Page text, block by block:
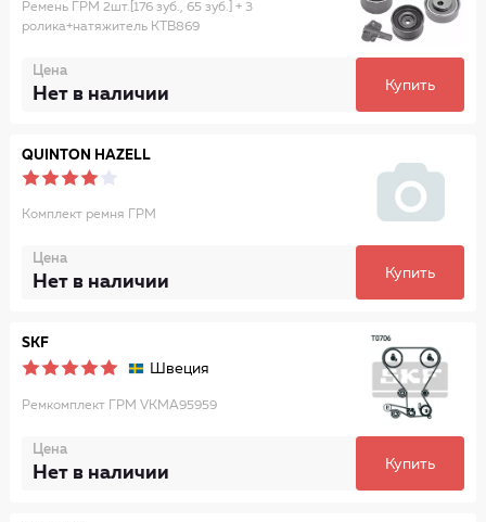
Ремень ГРМ 2шт.[176 зуб., 65 зуб.] + 3
ролика+натяжитель KTB869
Цена
Нет в наличии Купить
QUINTON HAZELL
Комплект ремня ГРМ
Цена
Нет в наличии Купить
SKF
Швеция
Ремкомплект ГРМ VKMA95959
Цена
Нет в наличии Купить